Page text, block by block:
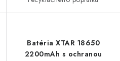
Batéria XTAR 18650
2200mAh s ochranou